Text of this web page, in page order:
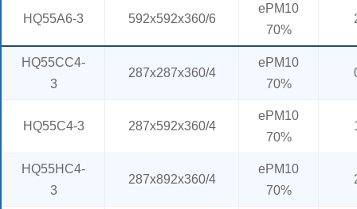
HQ55A6-3 592x592x360/6
ePM10
70%
HQ55CC4-
3
287x287x360/4
ePM10
70%
HQ55C4-3 287x592x360/4
ePM10
70%
HQ55HC4-
3
287x892x360/4
ePM10
70%